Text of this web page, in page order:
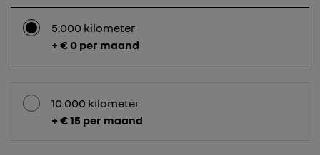
5.000 kilometer
+ € 0 per maand
10.000 kilometer
+ € 15 per maand